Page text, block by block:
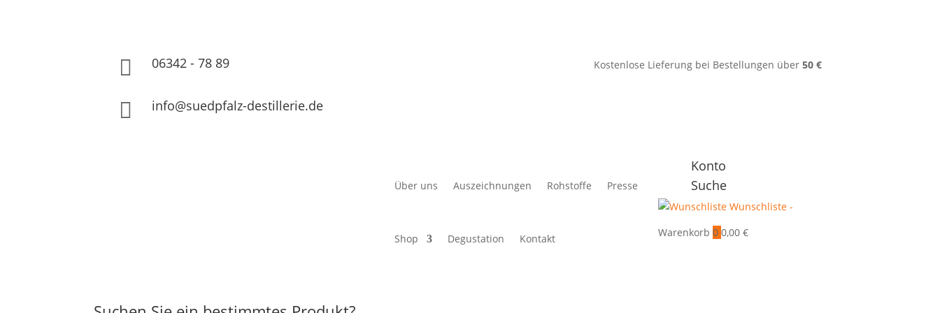
 06342 - 78 89
 info@suedpfalz-destillerie.de
Kostenlose Lieferung bei Bestellungen über50 €
Über uns Auszeichnungen Rohstoffe Presse
Shop Degustation Kontakt
Konto
Suche
Wunschliste -
Warenkorb 0 0,00 €